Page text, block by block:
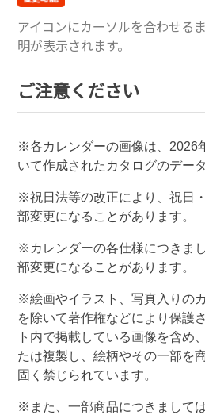
アイコンにカーソルを合わせる
明が表示されます。
ご注意ください
※各カレンダーの画像は、 2026
いて作成されたカタログのデー
※祝日法等の改正により、祝日
部変更になることがあります。
※カレンダーの各仕様につきま
部変更になることがあります。
※絵画やイラスト、写真入りの
を除いて著作権などにより保護
ト内で掲載している画像を含め
たは複製し、絵柄やその一部を
固く禁じられています。
※また、一部商品につきまして